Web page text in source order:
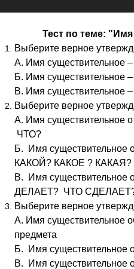
Тест по теме:
Выберите верное
А. Имя существительное –
Б. Имя существительное
В. Имя существительное –
Выберите верное
А. Имя существительное
ЧТО?
Б. Имя существительное
КАКОЙ? КАКОЕ ?
В. Имя существительное
ДЕЛАЕТ? ЧТО
Выберите верное
А. Имя существительное
предмета
Б. Имя существительное
В. Имя существительное